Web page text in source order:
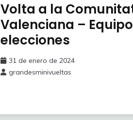
Volta a la
Valenciana –
elecciones
31 de enero de 2024
grandesminivueltas